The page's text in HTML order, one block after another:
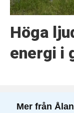
Höga
energi i